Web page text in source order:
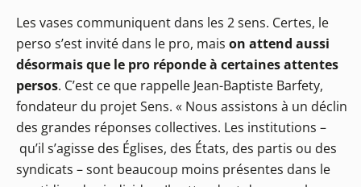
Les vases communiquent dans les 2 sens. Certes, le
perso s’est invité dans le pro, mais on attend aussi
désormais que le pro réponde à certaines attentes
persos. C’est ce que rappelle Jean-Baptiste Barfety,
fondateur du projet Sens. « Nous assistons à un déclin
des grandes réponses collectives. Les institutions –
qu’il s’agisse des Églises, des États, des partis ou des
syndicats – sont beaucoup moins présentes dans le